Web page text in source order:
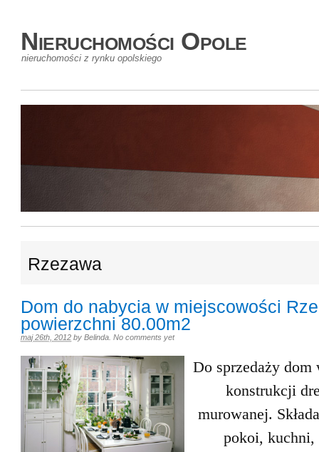
Nieruchomości Opole
nieruchomości z rynku opolskiego
Rzezawa
Dom do nabycia w miejscowości
powierzchni 80.00m2
maj 26th, 2012 by Belinda No comments yet
Do sprzedaży dom
konstrukcji
murowanej.
pokoi, kuchni,